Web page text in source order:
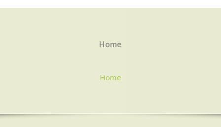
Home
Home